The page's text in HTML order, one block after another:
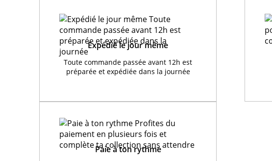
Expédié le jour même
Toute commande passée avant 12h est
préparée et expédiée dans la journée
Paie à ton rythme